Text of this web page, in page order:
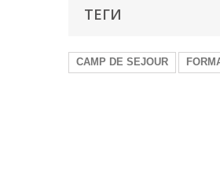
ТЕГИ
CAMP DE SEJOUR